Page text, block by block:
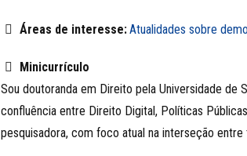
Áreas de interesse:Atualidades sobre
Minicurrículo
Sou doutoranda em Direito pela Universidade de
confluência entre Direito Digital, Políticas
pesquisadora, com foco atual na interseção